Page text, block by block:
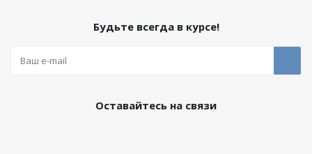
Будьте всегда в курсе!
Оставайтесь на связи